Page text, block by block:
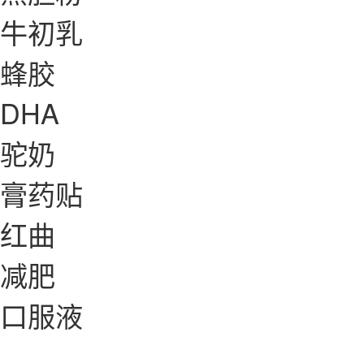
牛初乳
蜂胶
DHA
驼奶
膏药贴
红曲
减肥
口服液